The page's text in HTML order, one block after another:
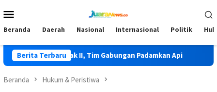
ke
Mobile
Beranda Daerah Nasional Internasional Politik
Berita Terbaru
di Lolak II, Tim Gabungan Padamkan Api HKG PKK
Beranda Hukum & Peristiwa